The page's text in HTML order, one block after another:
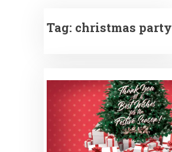
Tag: christmas party